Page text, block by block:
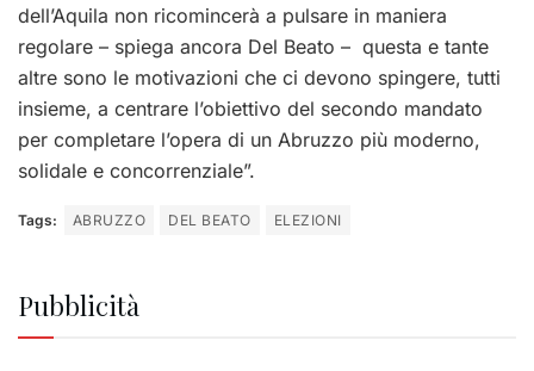
dell’Aquila non ricomincerà a pulsare in maniera
regolare – spiega ancora Del Beato – questa e tante
altre sono le motivazioni che ci devono spingere, tutti
insieme, a centrare l’obiettivo del secondo mandato
per completare l’opera di un Abruzzo più moderno,
solidale e concorrenziale”.
Tags: ABRUZZO DEL BEATO ELEZIONI
Pubblicità